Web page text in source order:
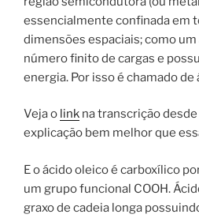
essencialmente confinada em
dimensões espaciais; como
número finito de cargas e
energia. Por isso é chamado
Veja o link na transcrição
explicação bem melhor que
E o ácido oleico é carboxílico
um grupo funcional COOH.
graxo de cadeia longa